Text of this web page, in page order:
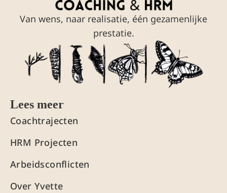
Van wens, naar realisatie, één gezamenlijke
prestatie.
Lees meer
Coachtrajecten
HRM Projecten
Arbeidsconflicten
Over Yvette